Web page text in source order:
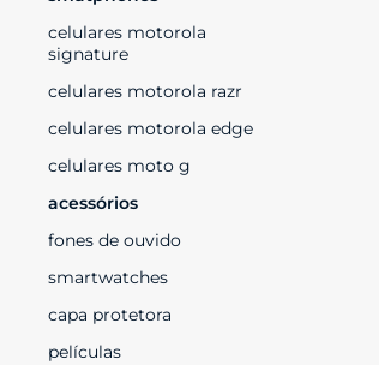
celulares motorola
signature
celulares motorola razr
celulares motorola edge
celulares moto g
acessórios
fones de ouvido
smartwatches
capa protetora
películas